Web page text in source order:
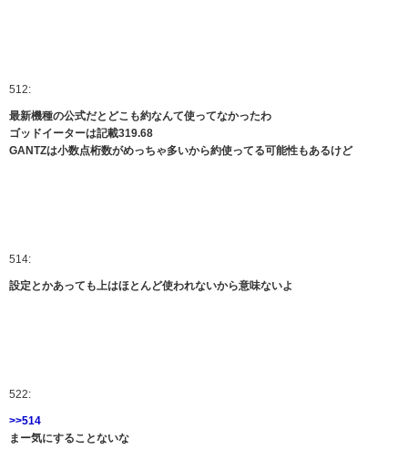
512:
最新機種の公式だとどこも約なんて使ってなかったわ
ゴッドイーターは記載319.68
GANTZは小数点桁数がめっちゃ多いから約使ってる可能性もあるけど
514:
設定とかあっても上はほとんど使われないから意味ないよ
522:
>>514
まー気にすることないな